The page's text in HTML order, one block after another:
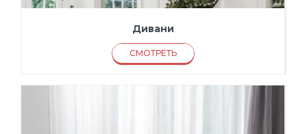
Дивани
СМОТРЕТЬ